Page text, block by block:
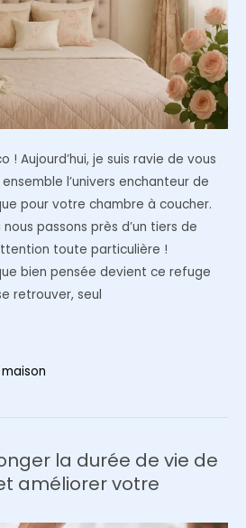
! Aujourd’hui, je suis ravie de vous
l’univers enchanteur de
pour votre chambre à coucher.
passons près d’un tiers de
toute particulière !
bien pensée devient ce refuge
retrouver, seul
la durée de vie de
améliorer votre